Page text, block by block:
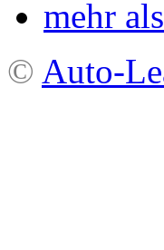
mehr
© Auto-